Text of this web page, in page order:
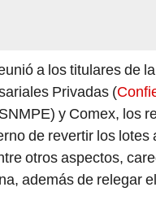
a los titulares de
Privadas (
y Comex, los
de revertir los
otros aspectos,
además de relegar